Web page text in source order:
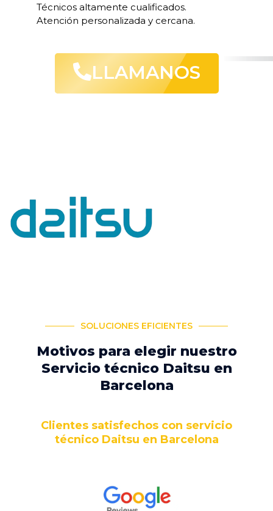
Técnicos altamente cualificados.
Atención personalizada y cercana.
LLAMANOS
SOLUCIONES EFICIENTES
Motivos para elegir nuestro
Servicio técnico Daitsu en
Barcelona
Clientes satisfechos con servicio
técnico Daitsu en Barcelona